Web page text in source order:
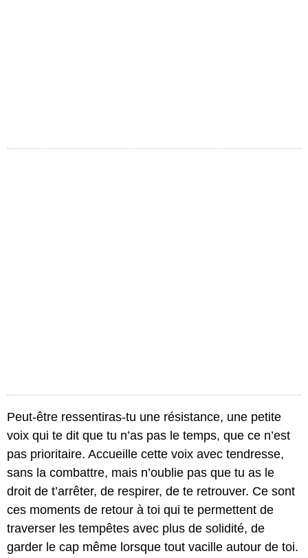
Peut-être ressentiras-tu une résistance, une petite
voix qui te dit que tu n’as pas le temps, que ce n’est
pas prioritaire. Accueille cette voix avec tendresse,
sans la combattre, mais n’oublie pas que tu as le
droit de t’arrêter, de respirer, de te retrouver. Ce sont
ces moments de retour à toi qui te permettent de
traverser les tempêtes avec plus de solidité, de
garder le cap même lorsque tout vacille autour de toi.